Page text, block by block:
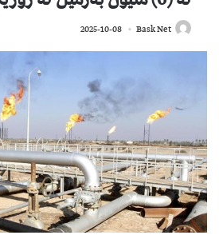
Bask Net
2025-10-08